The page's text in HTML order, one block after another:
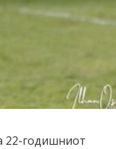
22-годишниот